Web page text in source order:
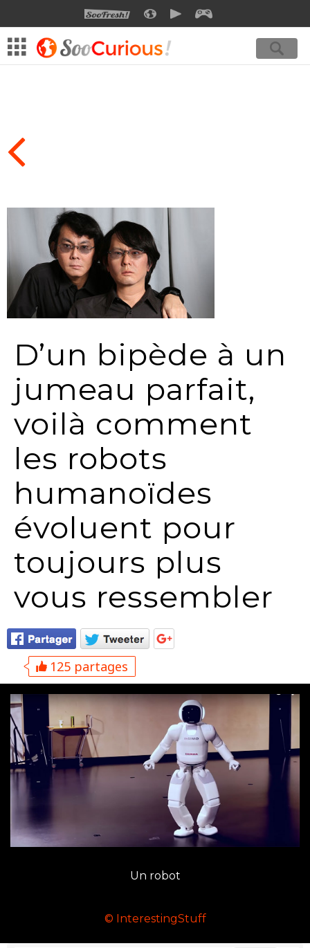
SOOFRESHSOOCURIOUSSOOMOTION
D’un bipède à un
jumeau parfait,
voilà comment
les robots
humanoïdes
évoluent pour
toujours plus
vous ressembler
125 partages
Un robot
© InterestingStuff